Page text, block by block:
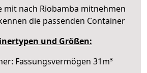
mit nach Riobamba mitnehmen
die passenden Container
und Größen:
Fassungsvermögen 31m³